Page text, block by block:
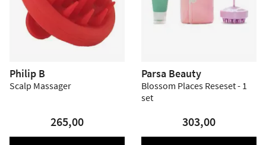
Philip B
Scalp Massager
265,00
Parsa Beauty
Blossom Places Reseset - 1
set
303,00